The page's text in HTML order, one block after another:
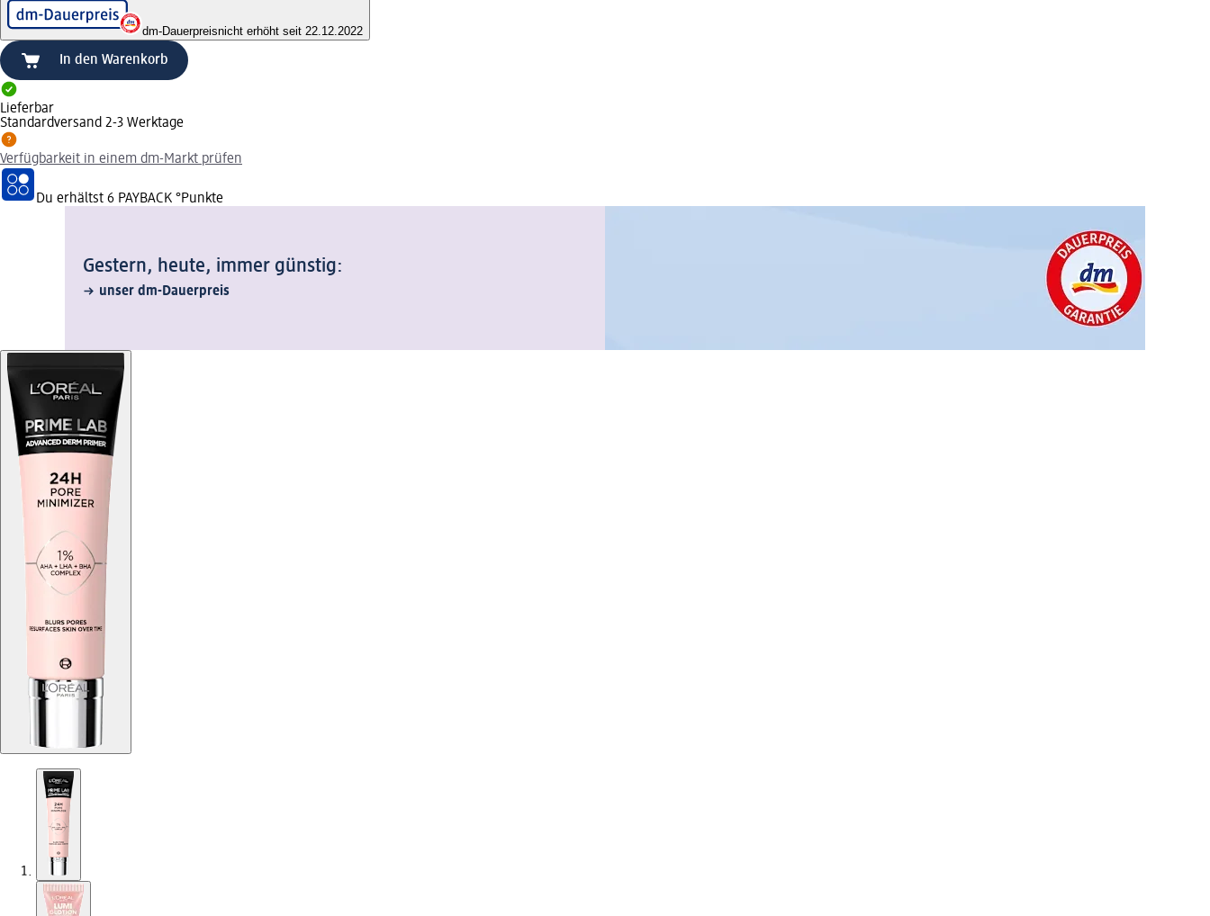
dm-Dauerpreisnicht erhöht seit 22.12.2022
In den Warenkorb
Lieferbar
Standardversand 2-3 Werktage
Verfügbarkeit in einem dm-Markt prüfen
Du erhältst 6 PAYBACK °Punkte
Gestern, heute, immer günstig:
unser dm-Dauerpreis